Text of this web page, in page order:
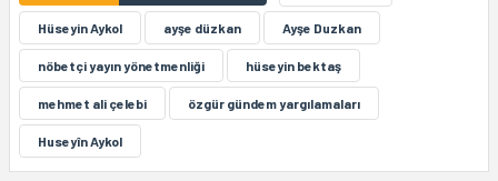
Hüseyin Aykol ayşe düzkan Ayşe Duzkan
nöbetçi yayın yönetmenliği hüseyin bektaş
mehmet ali çelebi özgür gündem yargılamaları
Huseyîn Aykol